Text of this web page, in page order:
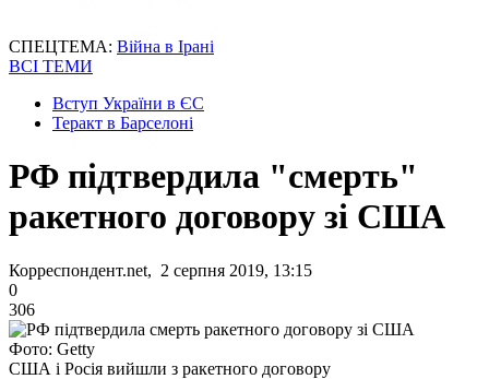
СПЕЦТЕМА: Війна в Ірані
ВСІ ТЕМИ
Вступ України в ЄС
Теракт в Барселоні
РФ підтвердила "смерть"
ракетного договору зі США
Корреспондент.net, 2 серпня 2019, 13:15
0
306
Фото: Getty
США і Росія вийшли з ракетного договору